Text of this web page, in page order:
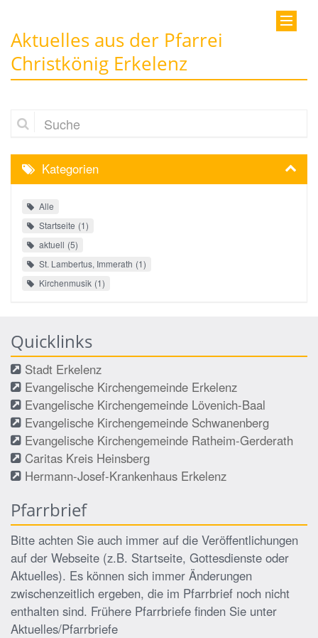
Aktuelles aus der Pfarrei
Christkönig Erkelenz
Suche
Kategorien
Alle
Startseite 1
aktuell 5
St. Lambertus, Immerath 1
Kirchenmusik 1
Quicklinks
Stadt Erkelenz
Evangelische Kirchengemeinde Erkelenz
Evangelische Kirchengemeinde Lövenich-Baal
Evangelische Kirchengemeinde Schwanenberg
Evangelische Kirchengemeinde Ratheim-Gerderath
Caritas Kreis Heinsberg
Hermann-Josef-Krankenhaus Erkelenz
Pfarrbrief
Bitte achten Sie auch immer auf die Veröffentlichungen
auf der Webseite (z.B. Startseite, Gottesdienste oder
Aktuelles). Es können sich immer Änderungen
zwischenzeitlich ergeben, die im Pfarrbrief noch nicht
enthalten sind. Frühere Pfarrbriefe finden Sie unter
Aktuelles/Pfarrbriefe